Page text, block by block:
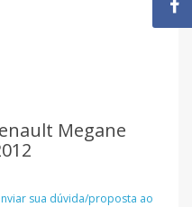
Megane
sua dúvida/proposta ao